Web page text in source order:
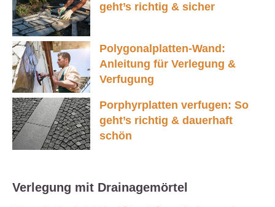
geht’s richtig & sicher
Polygonalplatten-Wand:
Anleitung für Verlegung &
Verfugung
Porphyrplatten verfugen: So
geht’s richtig & dauerhaft
schön
Verlegung mit Drainagemörtel